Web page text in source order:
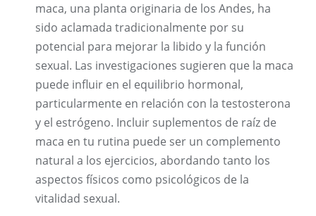
maca, una planta originaria de los Andes, ha
sido aclamada tradicionalmente por su
potencial para mejorar la libido y la función
sexual. Las investigaciones sugieren que la maca
puede influir en el equilibrio hormonal,
particularmente en relación con la testosterona
y el estrógeno. Incluir suplementos de raíz de
maca en tu rutina puede ser un complemento
natural a los ejercicios, abordando tanto los
aspectos físicos como psicológicos de la
vitalidad sexual.